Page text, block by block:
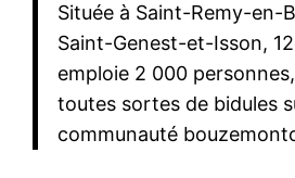
Située à Saint-Remy-en-
Saint-Genest-et-Isson,
emploie 2 000
toutes sortes de bidules
communauté